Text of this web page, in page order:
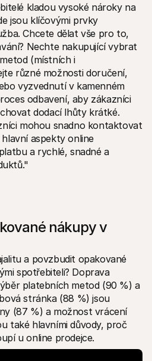
kladou vysoké nároky na
jsou klíčovými prvky
Chcete dělat vše pro to,
Nechte nakupující vybrat
(místních i
různé možnosti doručení,
vyzvednutí v kamenném
odbavení, aby zákazníci
dodací lhůty krátké.
mohou snadno kontaktovat
aspekty online
a rychlé, snadné a
nákupy v
a povzbudit opakované
spotřebiteli? Doprava
platebních metod (90 %) a
stránka (88 %) jsou
(87 %) a možnost vrácení
také hlavními důvody, proč
u online prodejce.